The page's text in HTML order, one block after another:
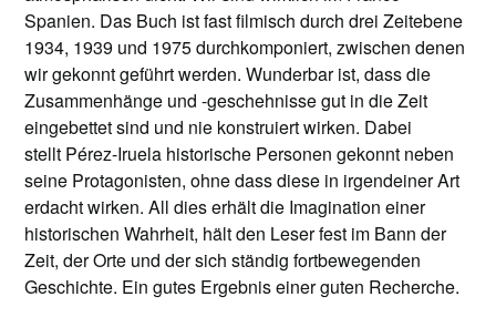
Spanien. Das Buch ist fast filmisch durch drei Zeitebene
1934, 1939 und 1975 durchkomponiert, zwischen denen
wir gekonnt geführt werden. Wunderbar ist, dass die
Zusammenhänge und -geschehnisse gut in die Zeit
eingebettet sind und nie konstruiert wirken. Dabei
stellt Pérez-Iruela historische Personen gekonnt neben
seine Protagonisten, ohne dass diese in irgendeiner Art
erdacht wirken. All dies erhält die Imagination einer
historischen Wahrheit, hält den Leser fest im Bann der
Zeit, der Orte und der sich ständig fortbewegenden
Geschichte. Ein gutes Ergebnis einer guten Recherche.